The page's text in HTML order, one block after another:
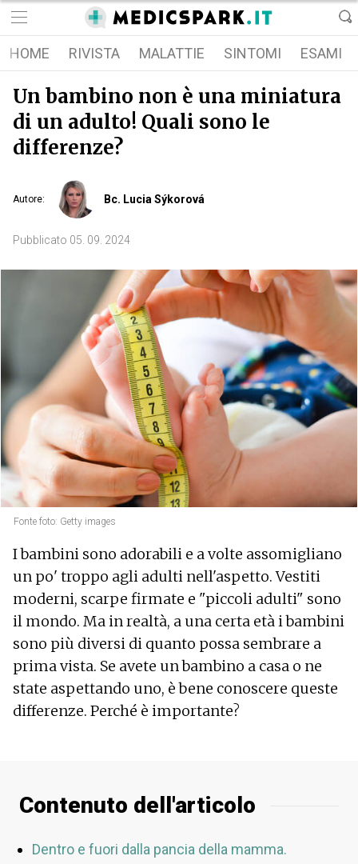
HOME RIVISTA MALATTIE SINTOMI ESAMI
Un bambino non è una miniatura
di un adulto! Quali sono le
differenze?
Autore: Bc. Lucia Sýkorová
Pubblicato 05. 09. 2024
Fonte foto: Getty images
I bambini sono adorabili e a volte assomigliano
un po' troppo agli adulti nell'aspetto. Vestiti
moderni, scarpe firmate e "piccoli adulti" sono
il mondo. Ma in realtà, a una certa età i bambini
sono più diversi di quanto possa sembrare a
prima vista. Se avete un bambino a casa o ne
state aspettando uno, è bene conoscere queste
differenze. Perché è importante?
Contenuto dell'articolo
Dentro e fuori dalla pancia della mamma.